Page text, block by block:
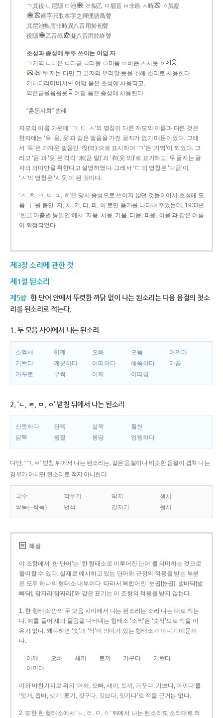
ㄱ其役 ㄴ尼隱 ㄷ池
ㄹ梨乙 ㅁ眉音 ㅂ非邑 ㅅ時
ㆁ異凝
兩字只取本字之釋俚語爲聲
其尼池梨眉非時異八音用於初聲
役隱
乙音邑 凝八音用於終聲
초성과 종성에 두루 쓰이는 여덟 자
ㄱ기역 ㄴ니은 ㄷ디귿 ㄹ리을 ㅁ미음 ㅂ비읍 ㅅ시옷 ㆁ
두 자는 다만 그 글자의 우리말 뜻을 취해 소리로 사용한다.
기니디리미비시
여덟 음은 초성에 사용되고,
역은귿을음읍옷
여덟 음은 종성에 사용된다.
“훈몽자회” 범례
자모의 이름 가운데 ‘ㄱ, ㄷ, ㅅ’의 명칭이 다른 자모의 이름과 다른 것은
한자에는 ‘윽, 읃, 읏’과 같은 발음을 가진 글자가 없기 때문이었다. 그래
서 ‘윽’은 가까운 발음인 ‘役(역)’으로 표시하여 ‘ㄱ’은 ‘기역’이 되었다. 그
리고 ‘읃’과 ‘읏’은 각각 ‘末(귿 말)’과 ‘衣(옷 의)’로 표기하고, 두 글자는 글
자의 의미만을 취한다고 설명하였다. 그래서 ‘ㄷ’의 명칭은 ‘디귿’이,
‘ㅅ’의 명칭은 ‘시옷’이 된 것이다.
‘ㅈ, ㅊ, ㅋ, ㅌ, ㅍ, ㅎ’은 당시 종성으로 쓰이지 않던 것들이어서 초성에 모
음 ‘ㅣ’를 붙인 ‘지, 치, 키, 티, 피, 히’로만 음가를 나타내 주었는데, 1933년
‘한글 마춤법 통일안’에서 ‘지읒, 치읓, 키읔, 티읕, 피읖, 히읗’과 같은 이름
이 확정되었다.
제3장 소리에 관한 것
제1절 된소리
제5항 한 단어 안에서 뚜렷한 까닭 없이 나는 된소리는 다음 음절의 첫소
리를 된소리로 적는다.
1. 두 모음 사이에서 나는 된소리
소쩍새 어깨 오빠 으뜸
아끼다
기쁘다
깨끗하다 어떠하다 해쓱하다
가끔
거꾸로
부썩 어찌 이따금
2. ‘ㄴ, ㄹ, ㅁ, ㅇ’ 받침 뒤에서 나는 된소리
산뜻하다 잔뜩 살짝
훨씬
담뿍
움찔 몽땅 엉뚱하다
다만, ‘ㄱ, ㅂ’ 받침 뒤에서 나는 된소리는, 같은 음절이나 비슷한 음절이 겹쳐 나는
경우가 아니면 된소리로 적지 아니한다.
국수 깍두기 딱지
색시
싹둑(~싹둑)
법석 갑자기 몹시
해설
이 조항에서 ‘한 단어’는 ‘한 형태소로 이루어진 단어’를 의미하는 것으로
풀이할 수 있다. 실제로 예시하고 있는 단어와 규정의 적용을 받는 부분
은 모두 하나의 형태소 내부이다. 따라서 복합어인 ‘눈곱[눈꼽], 발바닥[발
빠닥], 잠자리[잠짜리]’와 같은 표기는 이 조항의 적용을 받지 않는다.
1. 한 형태소 안의 두 모음 사이에서 나는 된소리는 소리 나는 대로 적는
다. 예를 들어 새의 울음을 나타내는 형태소 ‘소쩍’은 ‘솟적’으로 적을 이
유가 없다. 왜냐하면 ‘솟’과 ‘적’이 의미가 있는 형태소가 아니기 때문이
다.
어깨 오빠 새끼 토끼 가꾸다
기쁘다
아끼다
이와 마찬가지로 위의 ‘어깨, 오빠, 새끼, 토끼, 가꾸다, 기쁘다, 아끼다’를
‘엇개, 옵바, 샛기, 톳기, 갓구다, 깃브다, 앗기다’로 적을 근거는 없다.
2. 또한 한 형태소에서 ‘ㄴ, ㄹ, ㅁ, ㅇ’ 뒤에서 나는 된소리도 소리대로 적